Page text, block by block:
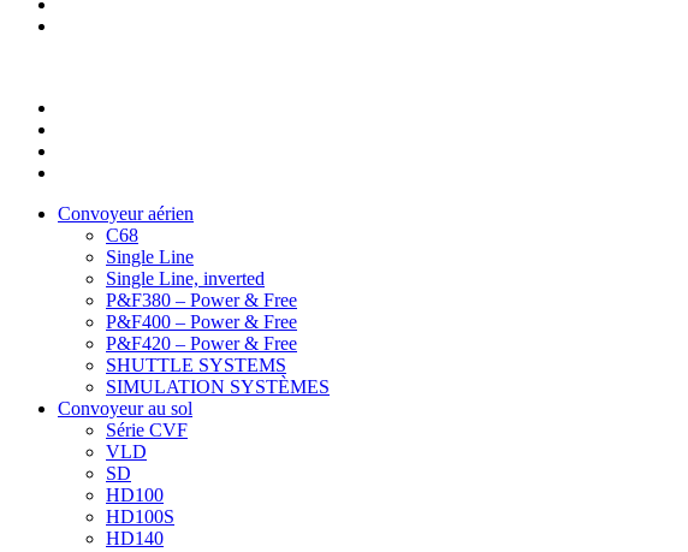
Convoyeur aérien
C68
Single Line
Single Line, inverted
P&F380 – Power & Free
P&F400 – Power & Free
P&F420 – Power & Free
SHUTTLE SYSTEMS
SIMULATION SYSTÈMES
Convoyeur au sol
Série CVF
VLD
SD
HD100
HD100S
HD140